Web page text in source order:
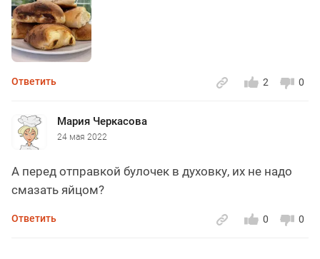
0
2
Ответить
Мария Черкасова
24 мая 2022
А перед отправкой булочек в духовку, их не надо
смазать яйцом?
0
0
Ответить